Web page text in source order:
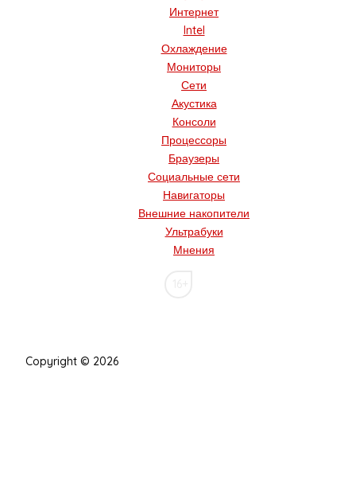
Интернет
Intel
Охлаждение
Мониторы
Сети
Акустика
Консоли
Процессоры
Браузеры
Социальные сети
Навигаторы
Внешние накопители
Ультрабуки
Мнения
Copyright © 2026